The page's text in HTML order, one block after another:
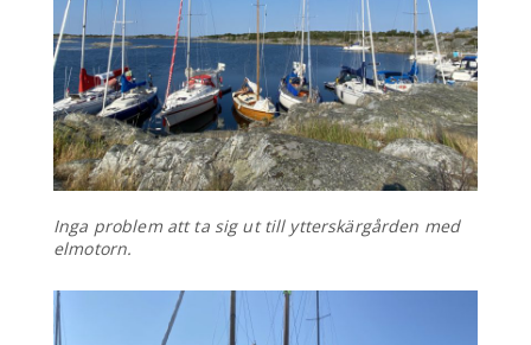
Inga problem att ta sig ut till ytterskärgården med
elmotorn.